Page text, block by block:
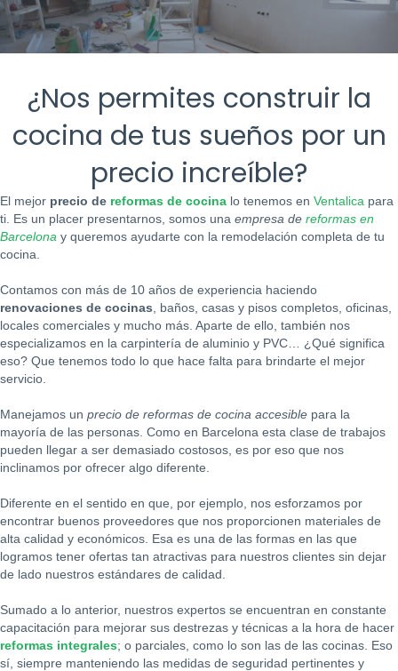
¿Nos permites construir la
cocina de tus sueños por un
precio increíble?
El mejor precio de reformas de cocina lo tenemos en Ventalica para
ti. Es un placer presentarnos, somos una empresa de reformas en
Barcelona y queremos ayudarte con la remodelación completa de tu
cocina.
Contamos con más de 10 años de experiencia haciendo
renovaciones de cocinas , baños, casas y pisos completos, oficinas,
locales comerciales y mucho más. Aparte de ello, también nos
especializamos en la carpintería de aluminio y PVC… ¿Qué significa
eso? Que tenemos todo lo que hace falta para brindarte el mejor
servicio.
Manejamos un precio de reformas de cocina accesible para la
mayoría de las personas. Como en Barcelona esta clase de trabajos
pueden llegar a ser demasiado costosos, es por eso que nos
inclinamos por ofrecer algo diferente.
Diferente en el sentido en que, por ejemplo, nos esforzamos por
encontrar buenos proveedores que nos proporcionen materiales de
alta calidad y económicos. Esa es una de las formas en las que
logramos tener ofertas tan atractivas para nuestros clientes sin dejar
de lado nuestros estándares de calidad.
Sumado a lo anterior, nuestros expertos se encuentran en constante
capacitación para mejorar sus destrezas y técnicas a la hora de hacer
reformas integrales; o parciales, como lo son las de las cocinas. Eso
sí, siempre manteniendo las medidas de seguridad pertinentes y